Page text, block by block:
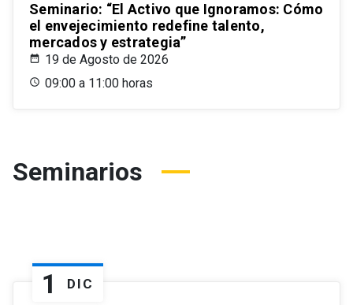
Seminario: “El Activo que Ignoramos: Cómo
el envejecimiento redefine talento,
mercados y estrategia”
19 de Agosto de 2026
09:00 a 11:00 horas
Seminarios
1 DIC